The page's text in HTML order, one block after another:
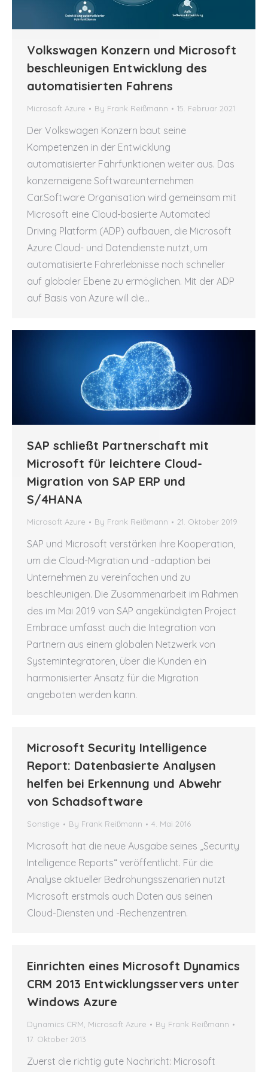
Volkswagen Konzern und Microsoft
beschleunigen Entwicklung des
automatisierten Fahrens
Microsoft Azure By Frank Reißmann 15. Februar 2021
Der Volkswagen Konzern baut seine
Kompetenzen in der Entwicklung
automatisierter Fahrfunktionen weiter aus. Das
konzerneigene Softwareunternehmen
Car.Software Organisation wird gemeinsam mit
Microsoft eine Cloud-basierte Automated
Driving Platform (ADP) aufbauen, die Microsoft
Azure Cloud- und Datendienste nutzt, um
automatisierte Fahrerlebnisse noch schneller
auf globaler Ebene zu ermöglichen. Mit der ADP
auf Basis von Azure will die…
SAP schließt Partnerschaft mit
Microsoft für leichtere Cloud-
Migration von SAP ERP und
S/4HANA
Microsoft Azure By Frank Reißmann 21. Oktober 2019
SAP und Microsoft verstärken ihre Kooperation,
um die Cloud-Migration und -adaption bei
Unternehmen zu vereinfachen und zu
beschleunigen. Die Zusammenarbeit im Rahmen
des im Mai 2019 von SAP angekündigten Project
Embrace umfasst auch die Integration von
Partnern aus einem globalen Netzwerk von
Systemintegratoren, über die Kunden ein
harmonisierter Ansatz für die Migration
angeboten werden kann.
Microsoft Security Intelligence
Report: Datenbasierte Analysen
helfen bei Erkennung und Abwehr
von Schadsoftware
Sonstige By Frank Reißmann 4. Mai 2016
Microsoft hat die neue Ausgabe seines „Security
Intelligence Reports“ veröffentlicht. Für die
Analyse aktueller Bedrohungsszenarien nutzt
Microsoft erstmals auch Daten aus seinen
Cloud-Diensten und -Rechenzentren.
Einrichten eines Microsoft Dynamics
CRM 2013 Entwicklungsservers unter
Windows Azure
Dynamics CRM Microsoft Azure By Frank Reißmann
17. Oktober 2013
Zuerst die richtig gute Nachricht: Microsoft